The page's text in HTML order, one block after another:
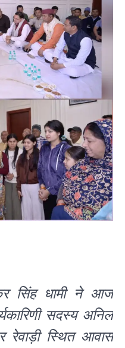
सिंह धामी ने आज
सदस्य अनिल
रेवाड़ी स्थित आवास